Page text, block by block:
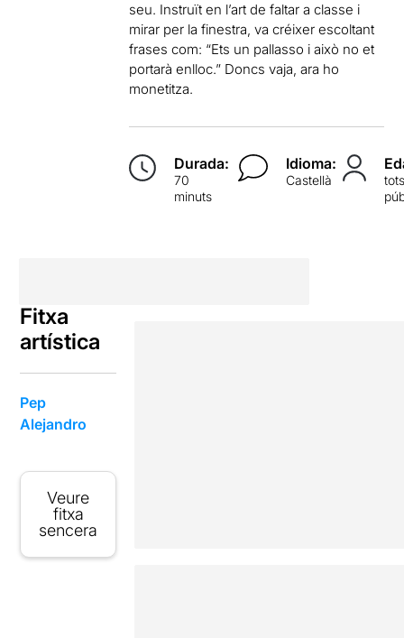
seu. Instruït en l’art de faltar a classe i
mirar per la finestra, va créixer escoltant
frases com: “Ets un pallasso i això no et
portarà enlloc.” Doncs vaja, ara ho
monetitza.
Durada:
70
minuts
Idioma:
Castellà
Fitxa
artística
Pep
Alejandro
Veure
fitxa
sencera